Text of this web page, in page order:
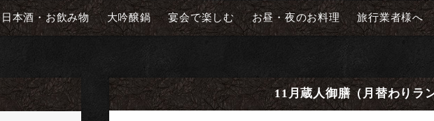
日本酒・お飲み物 大吟醸鍋 宴会で楽しむ お昼・夜のお料理 旅行業者様へ
11月蔵人御膳（月替わりラ